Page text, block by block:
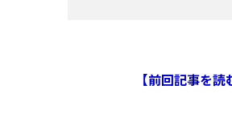
【前回記事を